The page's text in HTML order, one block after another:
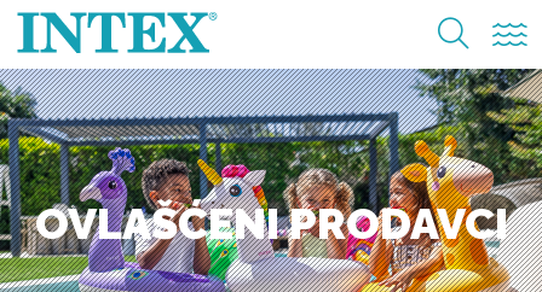
OVLAŠĆENI PRODAVCI